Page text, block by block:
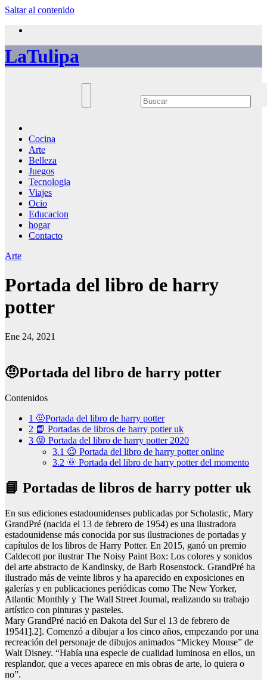
Saltar al contenido
LaTulipa
Cocina
Arte
Belleza
Juegos
Tecnologia
Viajes
Ocio
Educacion
hogar
Contacto
Arte
Portada del libro de harry
potter
Ene 24, 2021
🤨Portada del libro de harry potter
Contenidos
1 🤨Portada del libro de harry potter
2 📘 Portadas de libros de harry potter uk
3 😝 Portada del libro de harry potter 2020
3.1 😉 Portada del libro de harry potter online
3.2 🌞 Portada del libro de harry potter del momento
📘 Portadas de libros de harry potter uk
En sus ediciones estadounidenses publicadas por Scholastic, Mary
GrandPré (nacida el 13 de febrero de 1954) es una ilustradora
estadounidense más conocida por sus ilustraciones de portadas y
capítulos de los libros de Harry Potter. En 2015, ganó un premio
Caldecott por ilustrar The Noisy Paint Box: Los colores y sonidos
del arte abstracto de Kandinsky, de Barb Rosenstock. GrandPré ha
ilustrado más de veinte libros y ha aparecido en exposiciones en
galerías y en publicaciones periódicas como The New Yorker,
Atlantic Monthly y The Wall Street Journal, realizando su trabajo
artístico con pinturas y pasteles.
Mary GrandPré nació en Dakota del Sur el 13 de febrero de
19541].2]. Comenzó a dibujar a los cinco años, empezando por una
recreación del personaje de dibujos animados “Mickey Mouse” de
Walt Disney. “Había una especie de cualidad luminosa en ellos, un
resplandor, que a veces aparece en mis obras de arte, lo quiera o
no”.